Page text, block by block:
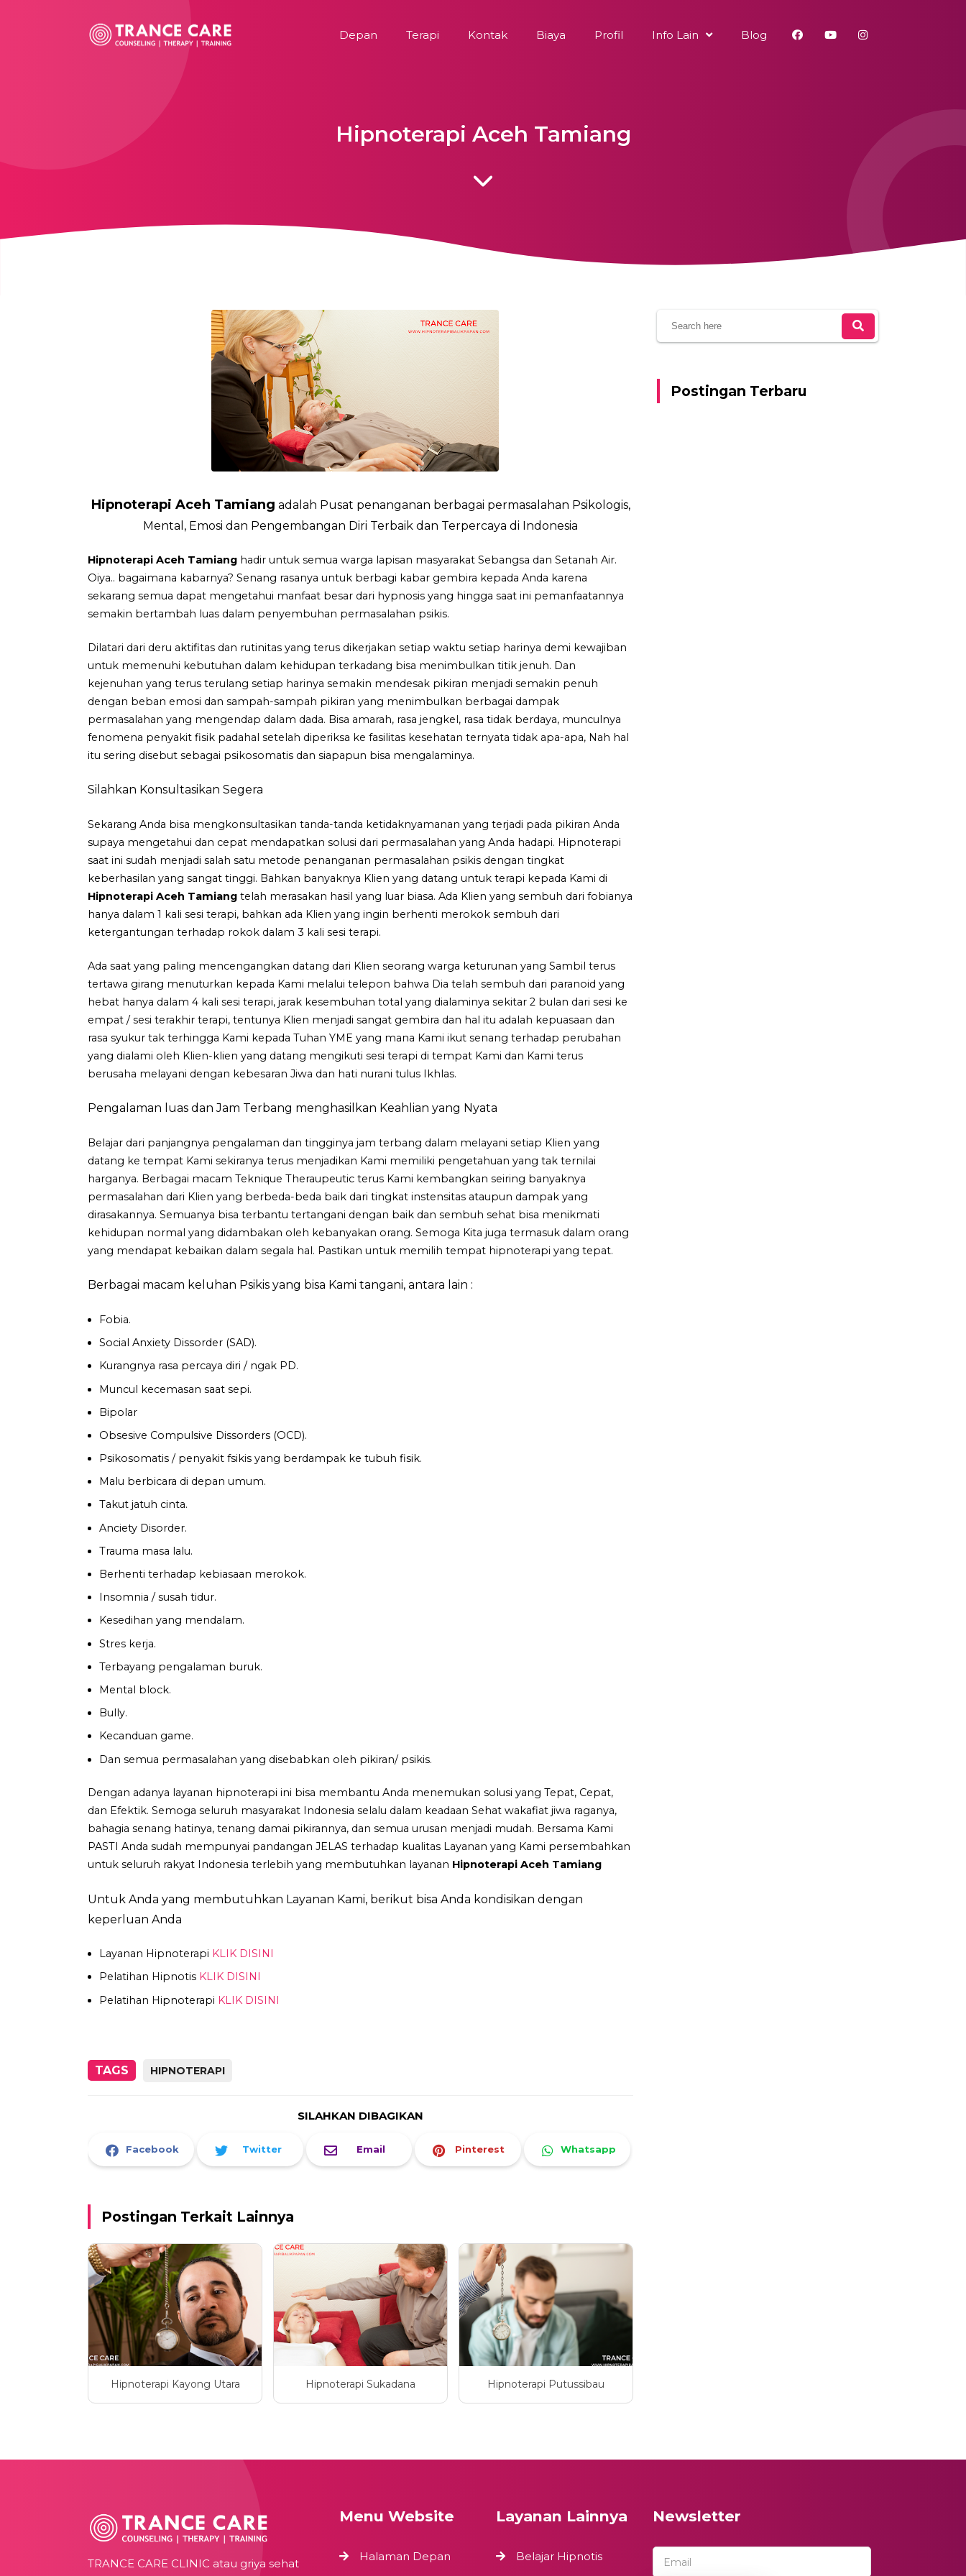
Depan Terapi Kontak Biaya Profil Info Lain Blog
Hipnoterapi Aceh Tamiang
Hipnoterapi Aceh Tamiang adalah Pusat penanganan berbagai permasalahan Psikologis,
Mental, Emosi dan Pengembangan Diri Terbaik dan Terpercaya di Indonesia
Hipnoterapi Aceh Tamiang hadir untuk semua warga lapisan masyarakat Sebangsa dan Setanah Air.
Oiya.. bagaimana kabarnya? Senang rasanya untuk berbagi kabar gembira kepada Anda karena
sekarang semua dapat mengetahui manfaat besar dari hypnosis yang hingga saat ini pemanfaatannya
semakin bertambah luas dalam penyembuhan permasalahan psikis.
Dilatari dari deru aktifitas dan rutinitas yang terus dikerjakan setiap waktu setiap harinya demi kewajiban
untuk memenuhi kebutuhan dalam kehidupan terkadang bisa menimbulkan titik jenuh. Dan
kejenuhan yang terus terulang setiap harinya semakin mendesak pikiran menjadi semakin penuh
dengan beban emosi dan sampah-sampah pikiran yang menimbulkan berbagai dampak
permasalahan yang mengendap dalam dada. Bisa amarah, rasa jengkel, rasa tidak berdaya, munculnya
fenomena penyakit fisik padahal setelah diperiksa ke fasilitas kesehatan ternyata tidak apa-apa, Nah hal
itu sering disebut sebagai psikosomatis dan siapapun bisa mengalaminya.
Silahkan Konsultasikan Segera
Sekarang Anda bisa mengkonsultasikan tanda-tanda ketidaknyamanan yang terjadi pada pikiran Anda
supaya mengetahui dan cepat mendapatkan solusi dari permasalahan yang Anda hadapi. Hipnoterapi
saat ini sudah menjadi salah satu metode penanganan permasalahan psikis dengan tingkat
keberhasilan yang sangat tinggi. Bahkan banyaknya Klien yang datang untuk terapi kepada Kami di
Hipnoterapi Aceh Tamiang telah merasakan hasil yang luar biasa. Ada Klien yang sembuh dari fobianya
hanya dalam 1 kali sesi terapi, bahkan ada Klien yang ingin berhenti merokok sembuh dari
ketergantungan terhadap rokok dalam 3 kali sesi terapi.
Ada saat yang paling mencengangkan datang dari Klien seorang warga keturunan yang Sambil terus
tertawa girang menuturkan kepada Kami melalui telepon bahwa Dia telah sembuh dari paranoid yang
hebat hanya dalam 4 kali sesi terapi, jarak kesembuhan total yang dialaminya sekitar 2 bulan dari sesi ke
empat / sesi terakhir terapi, tentunya Klien menjadi sangat gembira dan hal itu adalah kepuasaan dan
rasa syukur tak terhingga Kami kepada Tuhan YME yang mana Kami ikut senang terhadap perubahan
yang dialami oleh Klien-klien yang datang mengikuti sesi terapi di tempat Kami dan Kami terus
berusaha melayani dengan kebesaran Jiwa dan hati nurani tulus Ikhlas.
Pengalaman luas dan Jam Terbang menghasilkan Keahlian yang Nyata
Belajar dari panjangnya pengalaman dan tingginya jam terbang dalam melayani setiap Klien yang
datang ke tempat Kami sekiranya terus menjadikan Kami memiliki pengetahuan yang tak ternilai
harganya. Berbagai macam Teknique Theraupeutic terus Kami kembangkan seiring banyaknya
permasalahan dari Klien yang berbeda-beda baik dari tingkat instensitas ataupun dampak yang
dirasakannya. Semuanya bisa terbantu tertangani dengan baik dan sembuh sehat bisa menikmati
kehidupan normal yang didambakan oleh kebanyakan orang. Semoga Kita juga termasuk dalam orang
yang mendapat kebaikan dalam segala hal. Pastikan untuk memilih tempat hipnoterapi yang tepat.
Berbagai macam keluhan Psikis yang bisa Kami tangani, antara lain :
Fobia.
Social Anxiety Dissorder (SAD).
Kurangnya rasa percaya diri / ngak PD.
Muncul kecemasan saat sepi.
Bipolar
Obsesive Compulsive Dissorders (OCD).
Psikosomatis / penyakit fsikis yang berdampak ke tubuh fisik.
Malu berbicara di depan umum.
Takut jatuh cinta.
Anciety Disorder.
Trauma masa lalu.
Berhenti terhadap kebiasaan merokok.
Insomnia / susah tidur.
Kesedihan yang mendalam.
Stres kerja.
Terbayang pengalaman buruk.
Mental block.
Bully.
Kecanduan game.
Dan semua permasalahan yang disebabkan oleh pikiran/ psikis.
Dengan adanya layanan hipnoterapi ini bisa membantu Anda menemukan solusi yang Tepat, Cepat,
dan Efektik. Semoga seluruh masyarakat Indonesia selalu dalam keadaan Sehat wakafiat jiwa raganya,
bahagia senang hatinya, tenang damai pikirannya, dan semua urusan menjadi mudah. Bersama Kami
PASTI Anda sudah mempunyai pandangan JELAS terhadap kualitas Layanan yang Kami persembahkan
untuk seluruh rakyat Indonesia terlebih yang membutuhkan layanan Hipnoterapi Aceh Tamiang
Untuk Anda yang membutuhkan Layanan Kami, berikut bisa Anda kondisikan dengan
keperluan Anda
Layanan Hipnoterapi KLIK DISINI
Pelatihan Hipnotis KLIK DISINI
Pelatihan Hipnoterapi KLIK DISINI
TAGS HIPNOTERAPI
SILAHKAN DIBAGIKAN
Facebook Twitter Email Pinterest Whatsapp
Postingan Terkait Lainnya
Hipnoterapi Kayong Utara Hipnoterapi Sukadana Hipnoterapi Putussibau
Postingan Terbaru
TRANCE CARE CLINIC atau griya sehat
Menu Website
Halaman Depan
Layanan Lainnya
Belajar Hipnotis
Newsletter
Email